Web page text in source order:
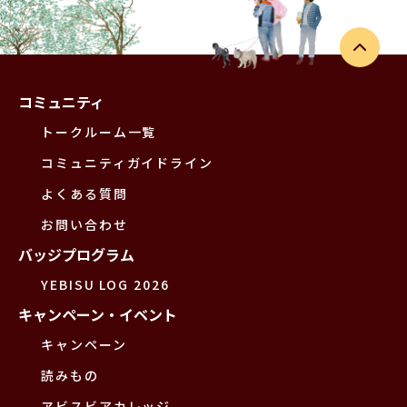
コミュニティ
トークルーム一覧
コミュニティガイドライン
よくある質問
お問い合わせ
バッジプログラム
YEBISU LOG 2026
キャンペーン・イベント
キャンペーン
読みもの